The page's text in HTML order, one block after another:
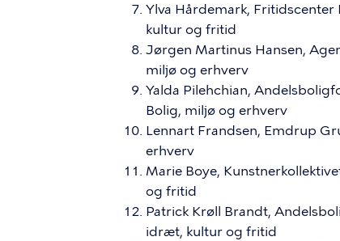
Ylva Hårdemark,
kultur og fritid
Jørgen Martinus Hansen,
miljø og erhverv
Yalda Pilehchian,
Bolig, miljø og erhverv
Lennart Frandsen, Emdrup
erhverv
Marie Boye,
og fritid
Patrick Krøll Brandt,
idræt, kultur og fritid